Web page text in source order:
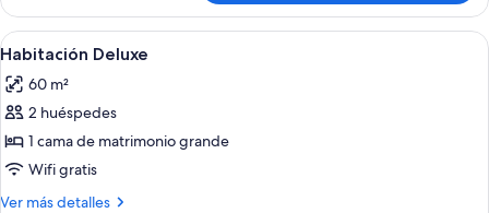
estándar
Abrir
todas
las
fotos
de
Habitación
Deluxe
Habitación de hotel con cama,
10
Habitación Deluxe
60 m²
2 huéspedes
1 cama de matrimonio grande
Wifi gratis
Ver más detalles
Más